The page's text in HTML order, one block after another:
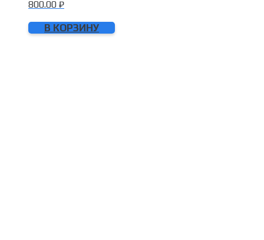
800.00 ₽
В КОРЗИНУ